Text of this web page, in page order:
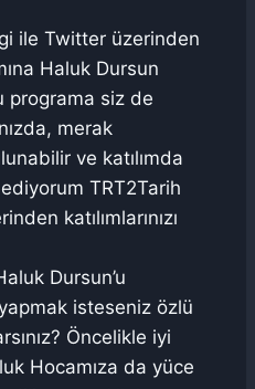
ile Twitter üzerinden
Haluk Dursun
programa siz de
merak
ve katılımda
TRT2Tarih
katılımlarınızı
Dursun’u
isteseniz özlü
Öncelikle iyi
Hocamıza da yüce